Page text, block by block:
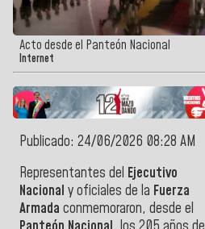
Acto desde el Panteón Nacional
Internet
Publicado: 24/06/2026 08:28 AM
Representantes del Ejecutivo
Nacional y oficiales de la Fuerza
Armada conmemoraron, desde el